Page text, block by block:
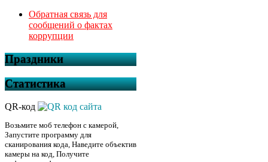
Обратная связь для
сообщений о фактах
коррупции
Праздники
Статистика
QR-код
Возьмите моб телефон с камерой,
Запустите программу для
сканирования кода, Наведите объектив
камеры на код, Получите